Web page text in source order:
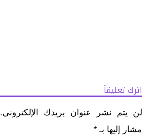
اترك تعليقاً
لن يتم نشر عنوان بريدك الإلكتروني.
مشار إليها بـ *